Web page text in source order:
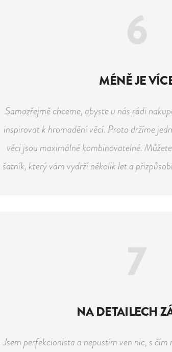
6
MÉNĚ JE
Samozřejmě chceme, abyste u nás rádi
inspirovat k hromadění věcí. Proto držíme
věci jsou maximálně kombinovatelné.
šatník, který vám vydrží několik let a
7
NA DETAILECH
Jsem perfekcionista a nepustím ven nic, s čím